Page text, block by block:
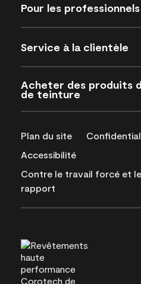
Pour les professionnels
Service à la clientèle
Acheter des produits
de teinture
Plan du site
Accessibilité
Contre le travail forcé et
rapport